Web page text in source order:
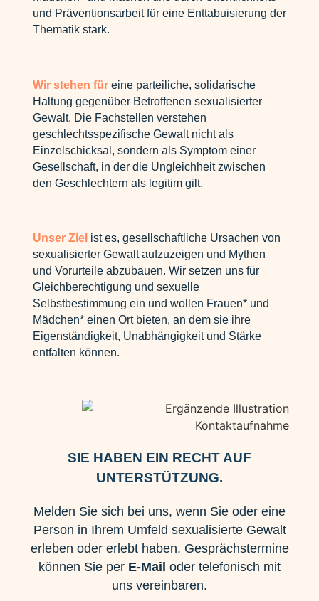
und Präventionsarbeit für eine Enttabuisierung der
Thematik stark.
Wir stehen für eine parteiliche, solidarische
Haltung gegenüber Betroffenen sexualisierter
Gewalt. Die Fachstellen verstehen
geschlechtsspezifische Gewalt nicht als
Einzelschicksal, sondern als Symptom einer
Gesellschaft, in der die Ungleichheit zwischen
den Geschlechtern als legitim gilt.
Unser Ziel ist es, gesellschaftliche Ursachen von
sexualisierter Gewalt aufzuzeigen und Mythen
und Vorurteile abzubauen. Wir setzen uns für
Gleichberechtigung und sexuelle
Selbstbestimmung ein und wollen Frauen* und
Mädchen* einen Ort bieten, an dem sie ihre
Eigenständigkeit, Unabhängigkeit und Stärke
entfalten können.
SIE HABEN EIN RECHT AUF
UNTERSTÜTZUNG.
Melden Sie sich bei uns, wenn Sie oder eine
Person in Ihrem Umfeld sexualisierte Gewalt
erleben oder erlebt haben. Gesprächstermine
können Sie per E-Mail oder telefonisch mit
uns vereinbaren.